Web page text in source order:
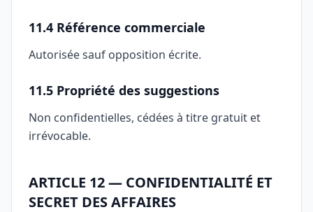
11.4 Référence commerciale
Autorisée sauf opposition écrite.
11.5 Propriété des suggestions
Non confidentielles, cédées à titre gratuit et
irrévocable.
ARTICLE 12 — CONFIDENTIALITÉ ET
SECRET DES AFFAIRES